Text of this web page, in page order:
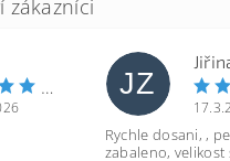
JZ
Rychle dosani, ,
zabaleno, velikost